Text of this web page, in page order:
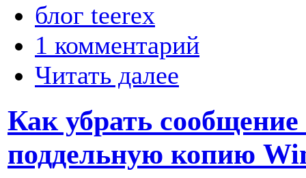
блог teerex
1 комментарий
Читать далее
Как убрать
поддельную копию